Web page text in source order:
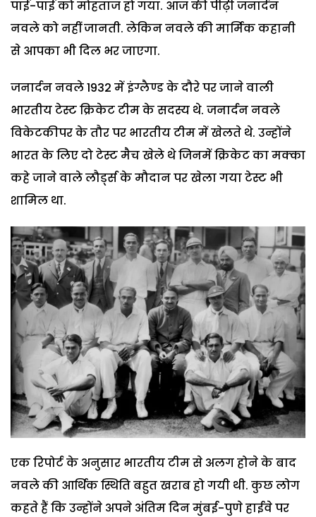
पाई-पाई को मोहताज हो गया. आज की पीढ़ी जनार्दन
नवले को नहीं जानती. लेकिन नवले की मार्मिक कहानी
से आपका भी दिल भर जाएगा.
जनार्दन नवले 1932 में इंग्लैण्ड के दौरे पर जाने वाली
भारतीय टेस्ट क्रिकेट टीम के सदस्य थे. जनार्दन नवले
विकेटकीपर के तौर पर भारतीय टीम में खेलते थे. उन्होंने
भारत के लिए दो टेस्ट मैच खेले थे जिनमें क्रिकेट का मक्का
कहे जाने वाले लौर्ड्स के मौदान पर खेला गया टेस्ट भी
शामिल था.
एक रिपोर्ट के अनुसार भारतीय टीम से अलग होने के बाद
नवले की आर्थिक स्थिति बहुत खराब हो गयी थी. कुछ लोग
कहते हैं कि उन्होंने अपने अंतिम दिन मुंबई-पुणे हाईवे पर